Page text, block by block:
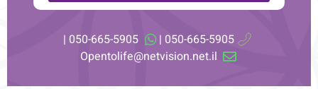
עוד מהבלוג
050-665-5905 |
050-665-5905 |
Opentolife@netvision.net.il